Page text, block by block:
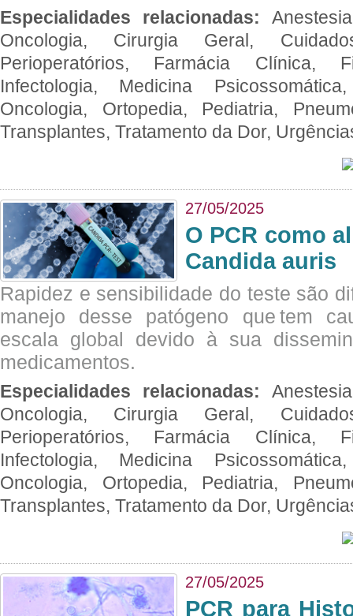
Especialidades relacionadas:
Oncologia, Cirurgia Geral,
Perioperatórios, Farmácia Clínica,
Infectologia, Medicina
Oncologia, Ortopedia, Pediatria,
Transplantes, Tratamento da Dor,
27/05/2025
O PCR como
Candida auris
Rapidez e sensibilidade do teste são
manejo desse patógeno que tem
escala global devido à sua
medicamentos.
Especialidades relacionadas:
Oncologia, Cirurgia Geral,
Perioperatórios, Farmácia Clínica,
Infectologia, Medicina
Oncologia, Ortopedia, Pediatria,
Transplantes, Tratamento da Dor,
27/05/2025
PCR para